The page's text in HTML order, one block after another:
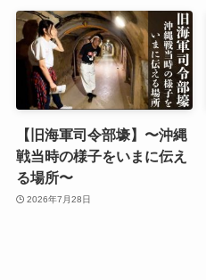
【旧海軍司令部壕】〜沖縄
戦当時の様子をいまに伝え
る場所〜
2026年7月28日